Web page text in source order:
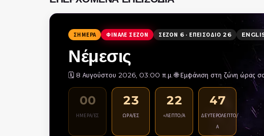
ΣΉΜΕΡΑ ΦΙΝΆΛΕ ΣΕΖΌΝ ΣΕΖΌΝ 6 · ΕΠΕΙΣΌΔΙΟ 26
Νέμεσις
🗓️ 8 Αυγούστου 2026, 03:00 π.μ. ·🌐 Εμφάνιση στη ζώνη ώρας
00
ΗΜΈΡΑ/ΕΣ
23
ΏΡΑ/ΕΣ
22
«ΛΕΠΤΌ/Ά
46
ΔΕΥΤΕΡΌΛΕΠΤΟ/
Α